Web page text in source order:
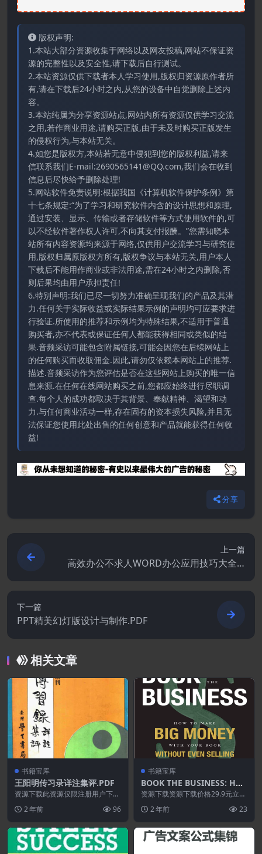
版权声明:
1.本站大部分资源收集于网络以及网友投稿,网站不保证资
源的完整性以及安全性,请下载后自行测试。
2.本站资源仅供下载者本人学习使用,版权归资源原作者所
有,请在下载后24小时之内,从您的设备中自觉删除上述内
容。
3.本站纯属为分享资源站点,网站内所有资源仅供学习交流
之用,若作商业用途,请购买正版,由于未及时购买正版发生
的侵权行为,与本站无关。
4.如您是版权方,本站若无意中侵犯到您的版权利益,请来
信联系我们E-mail:2690565141@QQ.com,我们会在收到
信息后尽快给予删除处理!
5.网站软件免责说明:根据我国《计算机软件保护条例》第
十七条规定:“为了学习和研究软件内含的设计思想和原理,
通过安装、显示、传输或者存储软件等方式使用软件的,可
以不经软件著作权人许可,不向其支付报酬。”您需知晓本
站所有内容资源均来源于网络,仅供用户交流学习与研究使
用,版权归属原版权方所有,版权争议与本站无关,用户本人
下载后不能用作商业或非法用途,需在24小时之内删除,否
则后果均由用户承担责任!
6.特别声明:我们已尽一切努力准确呈现我们的产品及其潜
力.任何关于实际收益或实际结果示例的声明均可应要求进
行验证.所使用的推荐和示例均为特殊结果,不适用于普通
购买者,亦不代表或保证任何人都能获得相同或类似的结
果.音频采访可能包含附属链接,可能会因您在后续网站上
的任何购买而收取佣金.因此,请勿仅依赖本网站上的推荐.
描述.音频采访作为您评估是否在这些网站上购买的唯一信
息来源.在任何在线网站购买之前,您都应始终进行尽职调
查.每个人的成功都取决于其背景、奉献精神、渴望和动
力.与任何商业活动一样,存在固有的资本损失风险,并且无
法保证您使用此处出售的任何创意和产品就能获得任何收
益!
分享
上一篇
高效办公不求人WORD办公应用技巧大全.P
DF
下一篇
PPT精美幻灯版设计与制作.PDF
相关文章
书籍宝库
王阳明传习录详注集评.PDF
资源下载此资源仅限注册用户下
保证所有资源永久更新资...
2 年前 96
书籍宝库
BOOK THE BUSINESS: HO
W TO MAKE BIG MONEY
WITH YOUR BOOK WITHO
UT EVEN SELLING A SINGL
E COPY
资源下载资源下载价格29.9元立即
2 年前 23